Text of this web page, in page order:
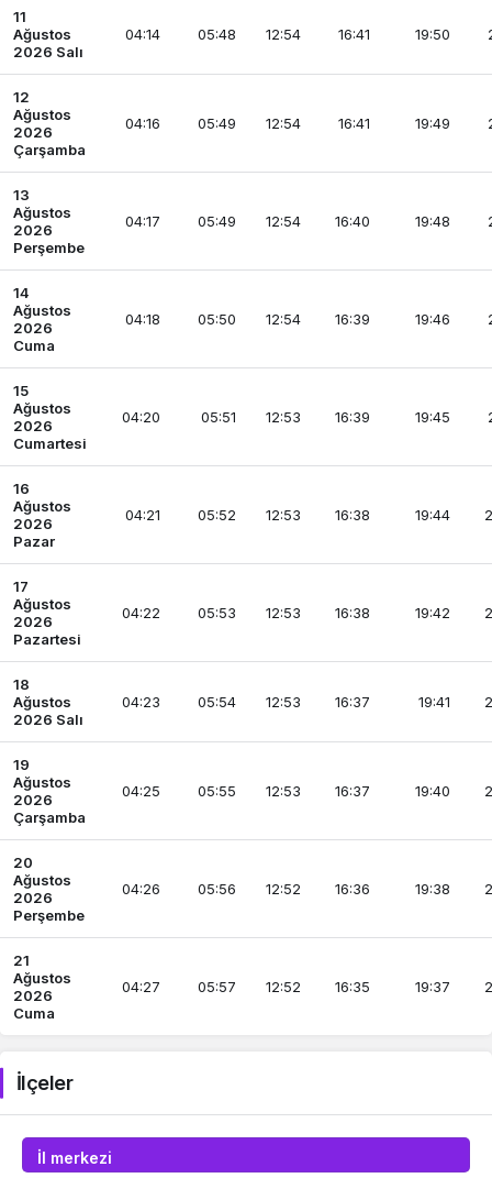
11
Ağustos
2026 Salı
04:14 05:48 12:54 16:41 19:50
12
Ağustos
2026
Çarşamba
04:16 05:49 12:54 16:41 19:49
13
Ağustos
2026
Perşembe
04:17 05:49 12:54 16:40 19:48
14
Ağustos
2026
Cuma
04:18 05:50 12:54 16:39 19:46
15
Ağustos
2026
Cumartesi
04:20 05:51 12:53 16:39 19:45
16
Ağustos
2026
Pazar
04:21 05:52 12:53 16:38 19:44
17
Ağustos
2026
Pazartesi
04:22 05:53 12:53 16:38 19:42
18
Ağustos
2026 Salı
04:23 05:54 12:53 16:37 19:41
19
Ağustos
2026
Çarşamba
04:25 05:55 12:53 16:37 19:40
20
Ağustos
2026
Perşembe
04:26 05:56 12:52 16:36 19:38
21
Ağustos
2026
Cuma
04:27 05:57 12:52 16:35 19:37
İlçeler
İl merkezi